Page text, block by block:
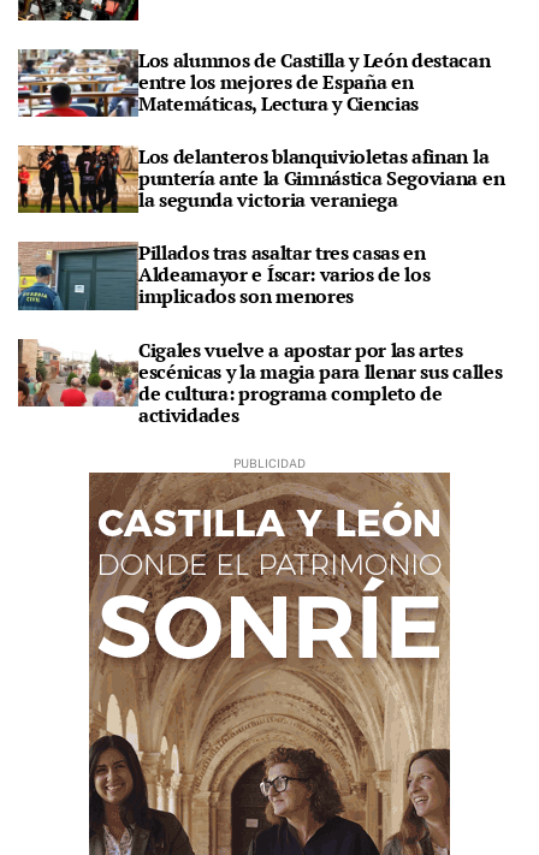
Los alumnos de Castilla y León destacan
entre los mejores de España en
Matemáticas, Lectura y Ciencias
Los delanteros blanquivioletas afinan la
puntería ante la Gimnástica Segoviana en
la segunda victoria veraniega
Pillados tras asaltar tres casas en
Aldeamayor e Íscar: varios de los
implicados son menores
Cigales vuelve a apostar por las artes
escénicas y la magia para llenar sus calles
de cultura: programa completo de
actividades